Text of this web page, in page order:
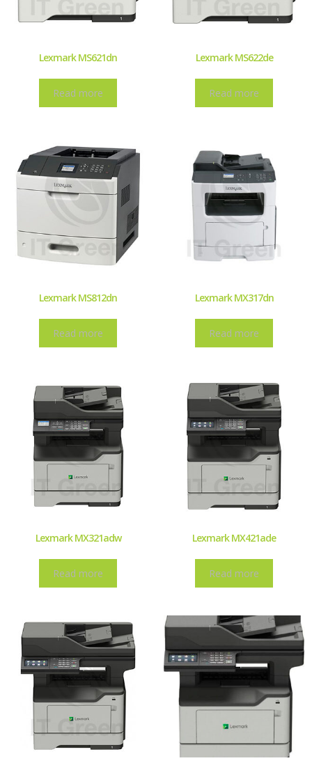
Lexmark MS621dn
Read more
Lexmark MS622de
Read more
Lexmark MS812dn
Read more
Lexmark MX317dn
Read more
Lexmark MX321adw
Read more
Lexmark MX421ade
Read more